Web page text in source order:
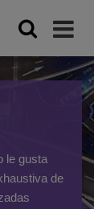
le gusta
de